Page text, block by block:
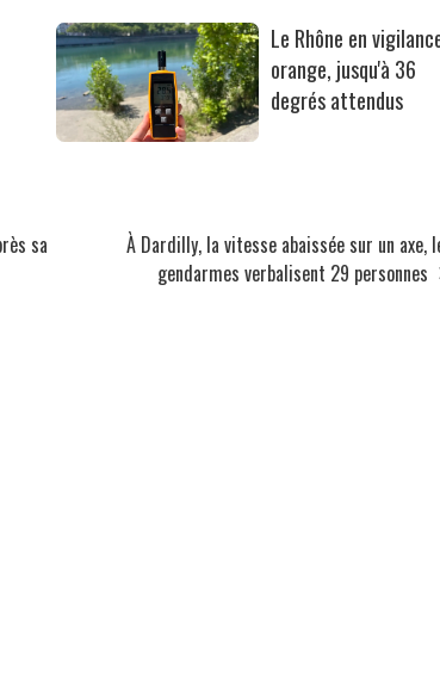
Le Rhône en
orange, jusqu'à 36
degrés attendus
sa
À Dardilly, la vitesse abaissée sur un axe,
gendarmes verbalisent 29 personnes